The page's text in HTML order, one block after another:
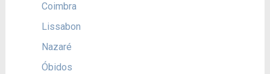
Coimbra
Lissabon
Nazaré
Óbidos